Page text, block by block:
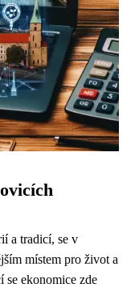
a tradicí, se v
místem pro život a
ekonomice zde